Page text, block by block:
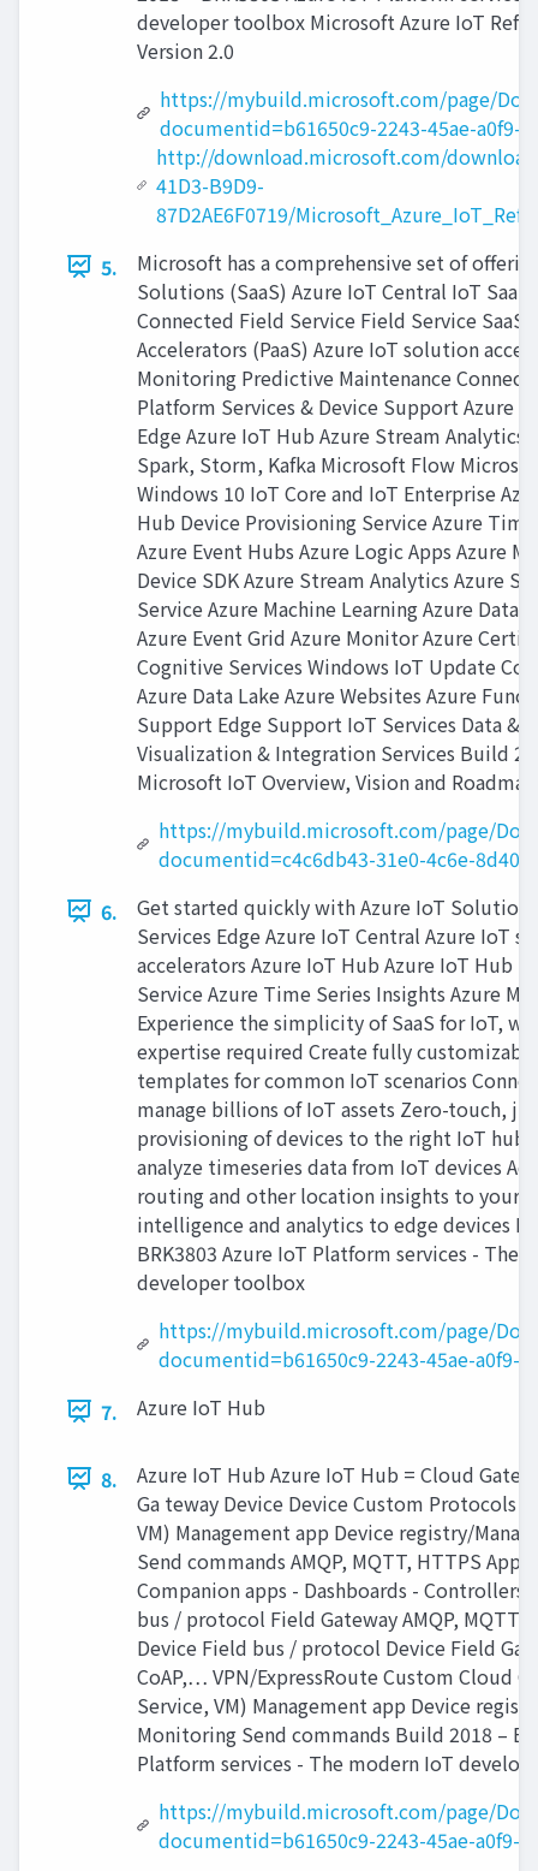
developer toolbox Microsoft Azure IoT
Version 2.0
https://mybuild.microsoft.com/page/
documentid=b61650c9-2243-45ae-a0f9-
http://download.microsoft.com/download/
41D3-B9D9-
87D2AE6F0719/
5.
Microsoft has a comprehensive set of
Solutions (SaaS) Azure IoT Central IoT
Connected Field Service Field Service
Accelerators (PaaS) Azure IoT solution
Monitoring Predictive Maintenance
Platform Services & Device Support Azure
Edge Azure IoT Hub Azure Stream Analytics
Spark, Storm, Kafka Microsoft Flow
Windows 10 IoT Core and IoT Enterprise
Hub Device Provisioning Service Azure
Azure Event Hubs Azure Logic Apps Azure
Device SDK Azure Stream Analytics Azure
Service Azure Machine Learning Azure Data
Azure Event Grid Azure Monitor Azure
Cognitive Services Windows IoT Update
Azure Data Lake Azure Websites Azure
Support Edge Support IoT Services Data &
Visualization & Integration Services Build
Microsoft IoT Overview, Vision and Roadmap
https://mybuild.microsoft.com/page/
documentid=c4c6db43-31e0-4c6e-8d40-
6.
Get started quickly with Azure IoT
Services Edge Azure IoT Central Azure IoT
accelerators Azure IoT Hub Azure IoT Hub
Service Azure Time Series Insights Azure
Experience the simplicity of SaaS for IoT,
expertise required Create fully
templates for common IoT scenarios
manage billions of IoT assets Zero-touch,
provisioning of devices to the right IoT hub
analyze timeseries data from IoT devices
routing and other location insights to your
intelligence and analytics to edge devices
BRK3803 Azure IoT Platform services - The
developer toolbox
https://mybuild.microsoft.com/page/
documentid=b61650c9-2243-45ae-a0f9-
7.
Azure IoT Hub
8.
Azure IoT Hub Azure IoT Hub = Cloud
Ga teway Device Device Custom Protocols
VM) Management app Device registry/
Send commands AMQP, MQTT, HTTPS
Companion apps - Dashboards -
bus / protocol Field Gateway AMQP, MQTT,
Device Field bus / protocol Device Field
CoAP,… VPN/ExpressRoute Custom Cloud
Service, VM) Management app Device
Monitoring Send commands Build 2018 –
Platform services - The modern IoT
https://mybuild.microsoft.com/page/
documentid=b61650c9-2243-45ae-a0f9-